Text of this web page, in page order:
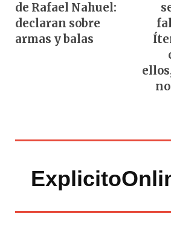
de Rafael Nahuel:
declaran sobre
armas y balas